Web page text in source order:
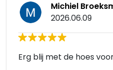
Michiel
2026.06.09
Erg blij met de hoes